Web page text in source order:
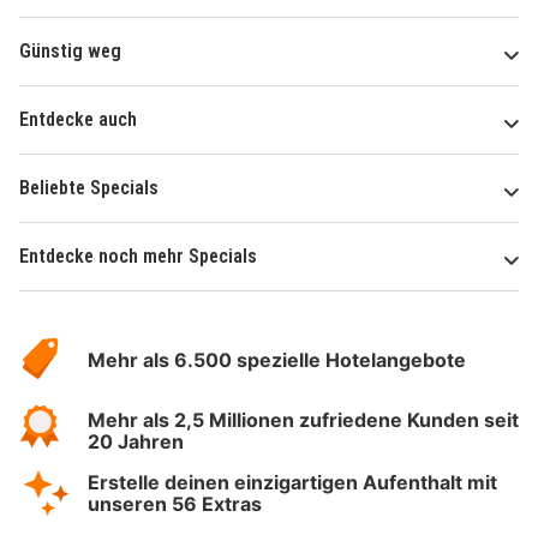
Günstig weg
Entdecke auch
Beliebte Specials
Entdecke noch mehr Specials
Hotelspecials
Mehr als 6.500 spezielle Hotelangebote
Mehr als 2,5 Millionen zufriedene Kunden seit
20 Jahren
Erstelle deinen einzigartigen Aufenthalt mit
unseren 56 Extras